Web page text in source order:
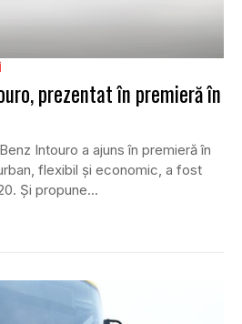
prezentat în premieră în
Intouro a ajuns în premieră în
flexibil și economic, a fost
Și propune...